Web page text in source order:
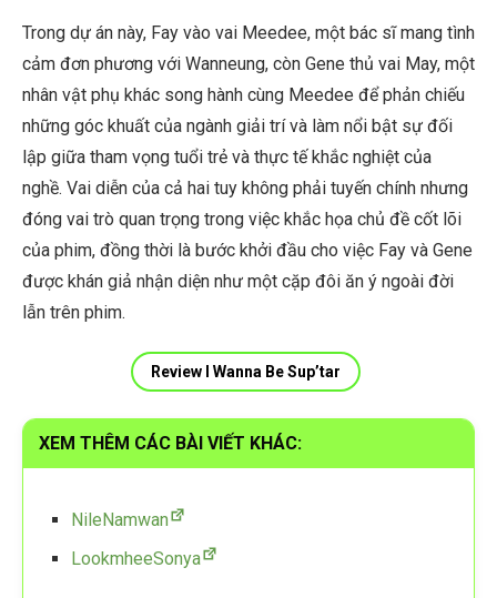
Trong dự án này, Fay vào vai Meedee, một bác sĩ mang tình
cảm đơn phương với Wanneung, còn Gene thủ vai May, một
nhân vật phụ khác song hành cùng Meedee để phản chiếu
những góc khuất của ngành giải trí và làm nổi bật sự đối
lập giữa tham vọng tuổi trẻ và thực tế khắc nghiệt của
nghề. Vai diễn của cả hai tuy không phải tuyến chính nhưng
đóng vai trò quan trọng trong việc khắc họa chủ đề cốt lõi
của phim, đồng thời là bước khởi đầu cho việc Fay và Gene
được khán giả nhận diện như một cặp đôi ăn ý ngoài đời
lẫn trên phim.
Review I Wanna Be Sup’tar
XEM THÊM CÁC BÀI VIẾT KHÁC:
NileNamwan
LookmheeSonya